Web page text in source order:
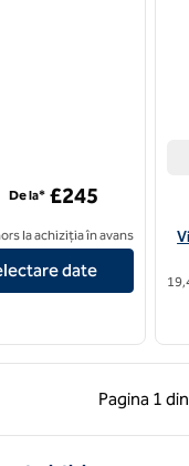
and Spa, un hotel
De la* £245
la achiziția în avans
date
PaginaPagina 1